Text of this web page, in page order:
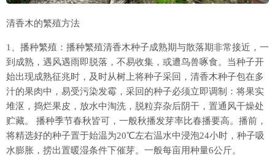
清香木的繁殖方法
1、播种繁殖：播种繁殖清香木种子成熟期与散落期非常接近，一
到成熟，遇风遇雨即脱落，不易收集，或遭鸟兽啄食。当种子开
始出现成熟征兆时，及时从树上将种子采回，清香木种子包在多
汁的果肉中，易受污染发霉，采回的种子必须立即调制：将果实
堆沤，捣烂果皮，放水中淘洗，脱粒弃杂后阴干，置通风干燥处
贮藏。 播种季节春秋皆可，一般秋播发芽率比春播要高。播前，
将精选好的种子置于始温为20℃左右温水中浸泡24小时，种子吸
水膨胀，捞出置暖湿条件下催芽。一般每亩用种量6公斤。